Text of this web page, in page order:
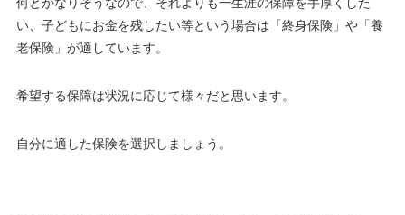
い、子どもにお金を残したい等という場合は「終身保険」や「養
老保険」が適しています。
希望する保障は状況に応じて様々だと思います。
自分に適した保険を選択しましょう。